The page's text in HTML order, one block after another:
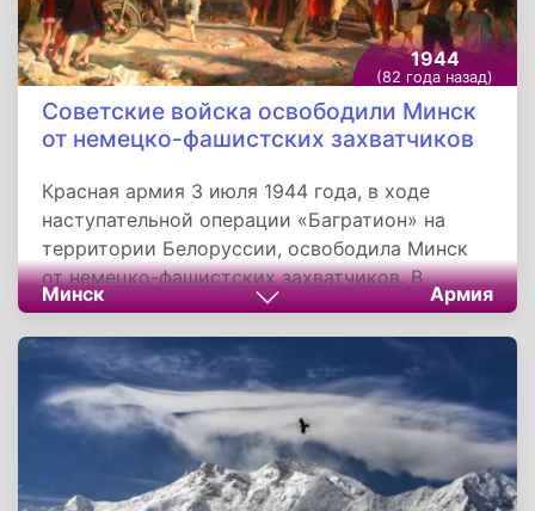
1944
(82 года назад)
Советские войска освободили Минск
от немецко-фашистских захватчиков
Красная армия 3 июля 1944 года, в ходе
наступательной операции «Багратион» на
территории Белоруссии, освободила Минск
от немецко-фашистских захватчиков. В
результате, была окружена и разгромлена
значительная группировка сил противника,
чем был нанесен сильный урон немецким
войскам на Восточном фронте.
Минск Армия